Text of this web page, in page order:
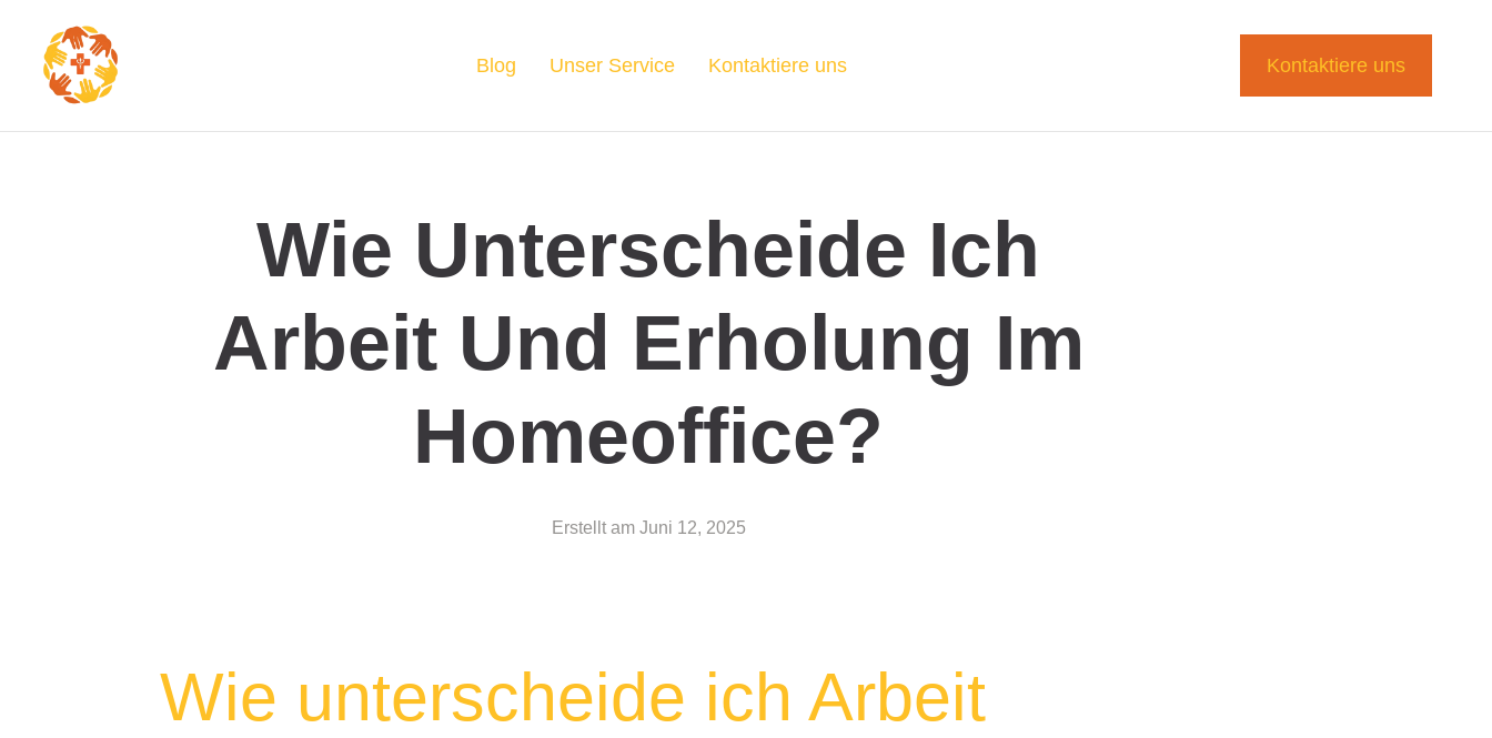
Blog Unser Service Kontaktiere uns Kontaktiere uns
Wie Unterscheide Ich
Arbeit Und Erholung Im
Homeoffice?
Erstellt am Juni 12, 2025
Wie unterscheide ich Arbeit